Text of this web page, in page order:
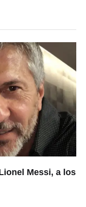
Messi, a los